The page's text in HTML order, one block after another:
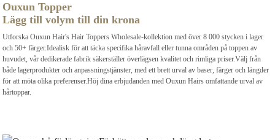
Ouxun Topper
Lägg till volym till din krona
Utforska Ouxun Hair's Hair Toppers Wholesale-kollektion med över 8 000 stycken i lager
och 50+ färger.Idealisk för att täcka specifika håravfall eller tunna områden på toppen av
huvudet, vår dedikerade fabrik säkerställer överlägsen kvalitet och rimliga priser.Välj från
både lagerprodukter och anpassningstjänster, med ett brett urval av baser, färger och längder
för att möta olika preferenser.Höj dina erbjudanden med Ouxun Hairs omfattande urval av
hårtoppar.